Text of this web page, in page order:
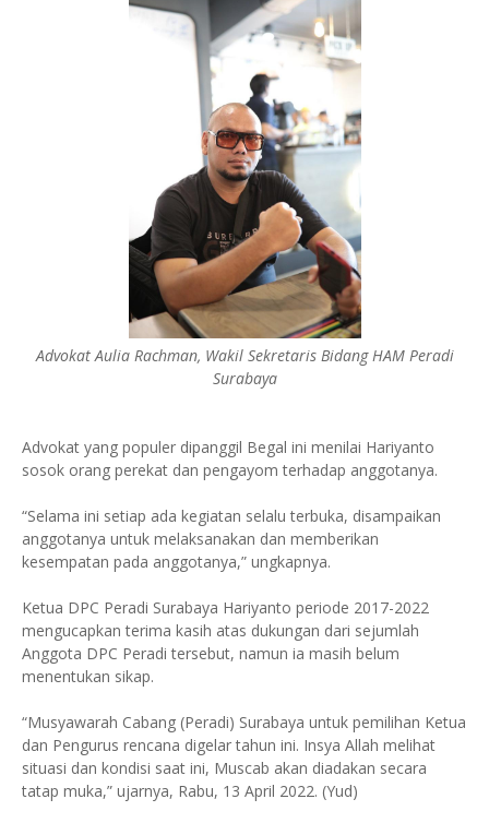
Advokat Aulia Rachman, Wakil Sekretaris Bidang HAM Peradi
Surabaya
Advokat yang populer dipanggil Begal ini menilai Hariyanto
sosok orang perekat dan pengayom terhadap anggotanya.
“Selama ini setiap ada kegiatan selalu terbuka, disampaikan
anggotanya untuk melaksanakan dan memberikan
kesempatan pada anggotanya,” ungkapnya.
Ketua DPC Peradi Surabaya Hariyanto periode 2017-2022
mengucapkan terima kasih atas dukungan dari sejumlah
Anggota DPC Peradi tersebut, namun ia masih belum
menentukan sikap.
“Musyawarah Cabang (Peradi) Surabaya untuk pemilihan Ketua
dan Pengurus rencana digelar tahun ini. Insya Allah melihat
situasi dan kondisi saat ini, Muscab akan diadakan secara
tatap muka,” ujarnya, Rabu, 13 April 2022. (Yud)